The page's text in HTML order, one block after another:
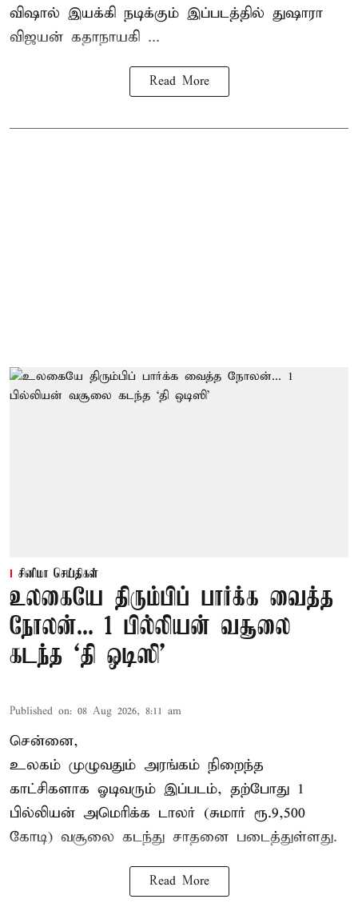
விஷால் இயக்கி நடிக்கும் இப்படத்தில் துஷாரா
விஜயன் கதாநாயகி ...
Read More
சினிமா செய்திகள்
உலகையே திரும்பிப் பார்க்க வைத்த
நோலன்... 1 பில்லியன் வசூலை
கடந்த ‘தி ஒடிஸி’
Published on: 08 Aug 2026, 8:11 am
சென்னை,
உலகம் முழுவதும் அரங்கம் நிறைந்த
காட்சிகளாக ஓடிவரும் இப்படம், தற்போது 1
பில்லியன் அமெரிக்க டாலர் (சுமார் ரூ.9,500
கோடி) வசூலை கடந்து சாதனை படைத்துள்ளது.
Read More